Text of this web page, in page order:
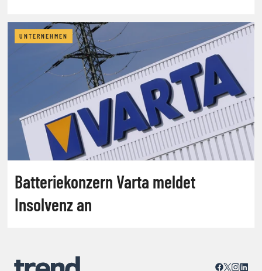
UNTERNEHMEN
Batteriekonzern Varta meldet
Insolvenz an